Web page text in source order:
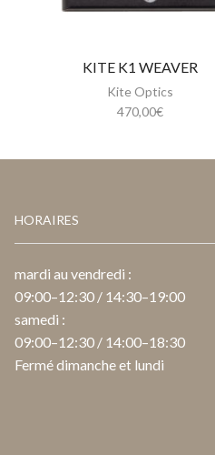
KITE K1 WEAVER
Kite Optics
470,00€
HORAIRES
mardi au vendredi :
09:00–12:30 / 14:30–19:00
samedi :
09:00–12:30 / 14:00–18:30
Fermé dimanche et lundi